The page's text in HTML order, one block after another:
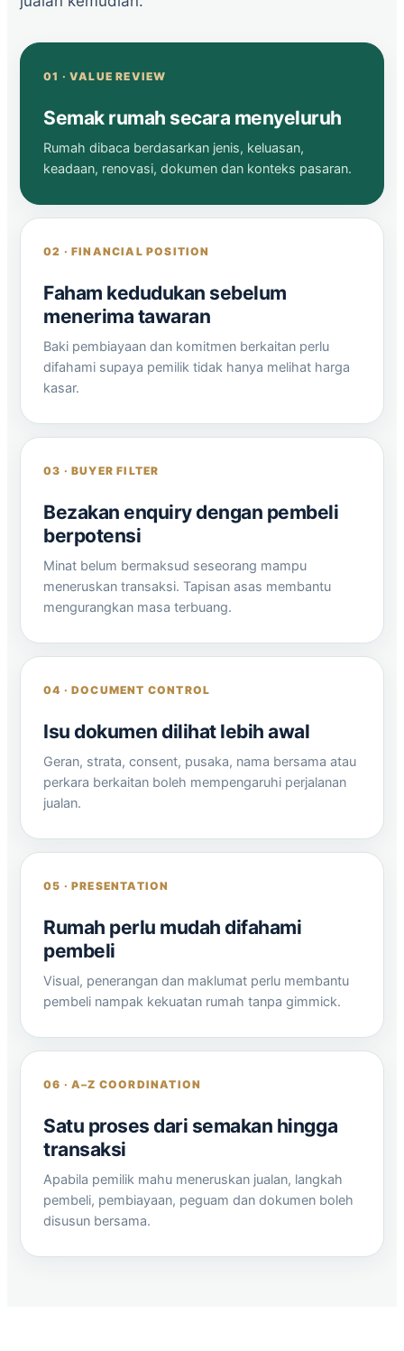
01 · VALUE REVIEW
Semak rumah secara menyeluruh
Rumah dibaca berdasarkan jenis, keluasan,
keadaan, renovasi, dokumen dan konteks pasaran.
02 · FINANCIAL POSITION
Faham kedudukan sebelum
menerima tawaran
Baki pembiayaan dan komitmen berkaitan perlu
difahami supaya pemilik tidak hanya melihat harga
kasar.
03 · BUYER FILTER
Bezakan enquiry dengan pembeli
berpotensi
Minat belum bermaksud seseorang mampu
meneruskan transaksi. Tapisan asas membantu
mengurangkan masa terbuang.
04 · DOCUMENT CONTROL
Isu dokumen dilihat lebih awal
Geran, strata, consent, pusaka, nama bersama atau
perkara berkaitan boleh mempengaruhi perjalanan
jualan.
05 · PRESENTATION
Rumah perlu mudah difahami
pembeli
Visual, penerangan dan maklumat perlu membantu
pembeli nampak kekuatan rumah tanpa gimmick.
06 · A–Z COORDINATION
Satu proses dari semakan hingga
transaksi
Apabila pemilik mahu meneruskan jualan, langkah
pembeli, pembiayaan, peguam dan dokumen boleh
disusun bersama.